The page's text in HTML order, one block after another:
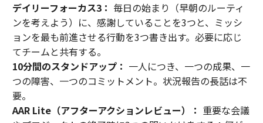
デイリーフォーカス3： 毎日の始まり（早朝のルーティ
ンを考えよう）に、感謝していることを3つと、ミッシ
ョンを最も前進させる行動を3つ書き出す。必要に応じ
てチームと共有する。
10分間のスタンドアップ： 一人につき、一つの成果、一
つの障害、一つのコミットメント。状況報告の長話は不
要。
AAR Lite（アフターアクションレビュー）： 重要な会議